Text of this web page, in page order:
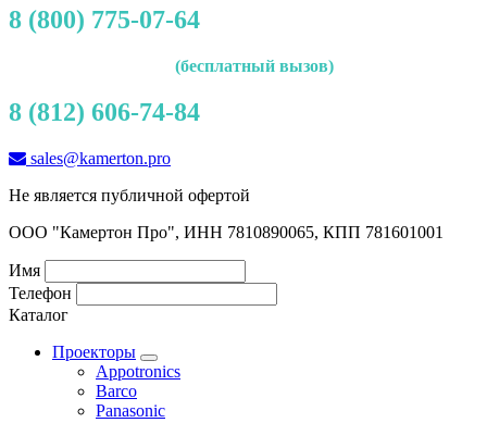
8 (800) 775-07-64
(бесплатный вызов)
8 (812) 606-74-84
sales@kamerton.pro
Не является публичной офертой
ООО "Камертон Про", ИНН 7810890065, КПП 781601001
Имя
Телефон
Каталог
Проекторы
Appotronics
Barco
Panasonic